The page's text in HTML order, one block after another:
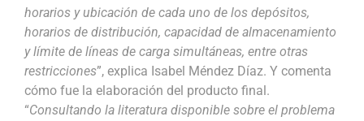
horarios y ubicación de cada uno de los depósitos,
horarios de distribución, capacidad de almacenamiento
y límite de líneas de carga simultáneas, entre otras
restricciones”, explica Isabel Méndez Díaz. Y comenta
cómo fue la elaboración del producto final.
“Consultando la literatura disponible sobre el problema